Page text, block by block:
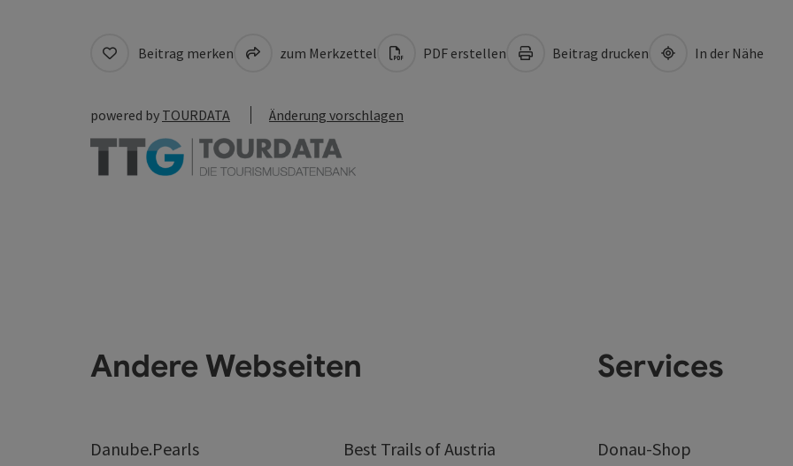
Beitrag merken zum Merkzettel PDF erstellen Beitrag drucken In der Nähe
powered by TOURDATA Änderung vorschlagen
Andere Webseiten
Danube.Pearls Best Trails of Austria
Services
Donau-Shop